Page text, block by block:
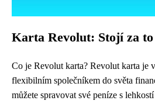
Karta Revolut: Stojí za to
Co je Revolut karta? Revolut karta je
flexibilním společníkem do světa
můžete spravovat své peníze s